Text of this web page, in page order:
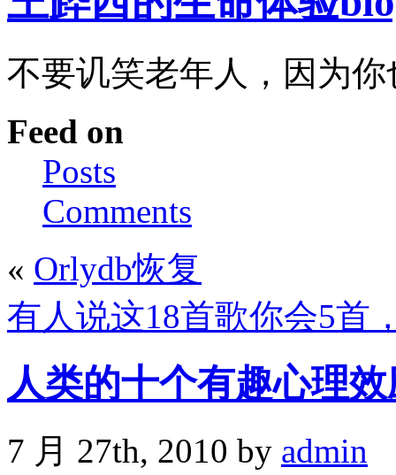
不要讥笑老年人，因为
Feed on
Posts
Comments
« Orlydb恢复
有人说这18首歌你会5首
人类的十个有趣心理
7 月 27th, 2010 by admin